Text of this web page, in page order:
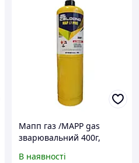
Мапп газ /МАРР gas
зварювальний 400г,
В наявності